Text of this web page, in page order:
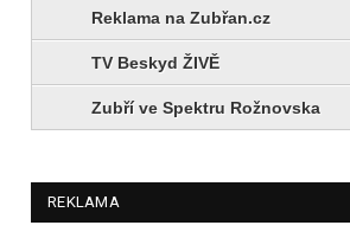
Reklama na Zubřan.cz
TV Beskyd ŽIVĚ
Zubří ve Spektru Rožnovska
REKLAMA